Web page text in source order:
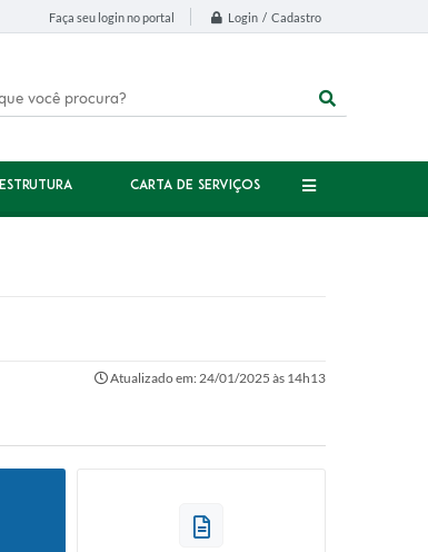
Faça seu login no portal Login / Cadastro
ESTRUTURA CARTA DE SERVIÇOS
Atualizado em: 24/01/2025 às 14h13